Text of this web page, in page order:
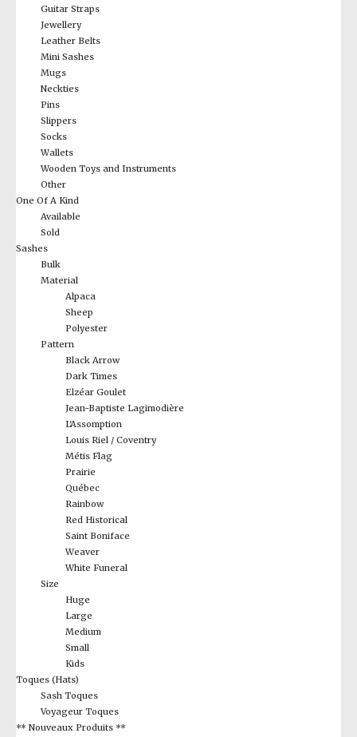
Guitar Straps
Jewellery
Leather Belts
Mini Sashes
Mugs
Neckties
Pins
Slippers
Socks
Wallets
Wooden Toys and Instruments
Other
One Of A Kind
Available
Sold
Sashes
Bulk
Material
Alpaca
Sheep
Polyester
Pattern
Black Arrow
Dark Times
Elzéar Goulet
Jean-Baptiste Lagimodière
L'Assomption
Louis Riel / Coventry
Métis Flag
Prairie
Québec
Rainbow
Red Historical
Saint Boniface
Weaver
White Funeral
Size
Huge
Large
Medium
Small
Kids
Toques (Hats)
Sash Toques
Voyageur Toques
** Nouveaux Produits **